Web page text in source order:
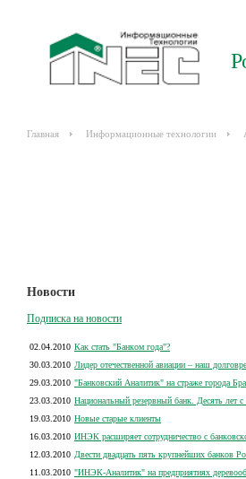
Главная Информационные технологии
Новости
Подписка на новости
02.04.2010 Как стать "Банком года"?
30.03.2010 Лидер отечественной авиации – наш
29.03.2010 "Банковский Аналитик" на страже города
23.03.2010 Национальный резервный банк. Десять лет
19.03.2010 Новые старые клиенты
16.03.2010 ИНЭК расширяет сотрудничество с
12.03.2010 Двести двадцать пять крупнейших банков
11.03.2010 "ИНЭК-Аналитик" на предприятиях